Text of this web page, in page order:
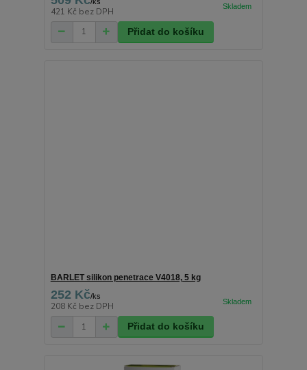
421 Kč bez DPH
Přidat do košíku
BARLET silikon penetrace V4018, 5 kg
252 Kč/ks
208 Kč bez DPH
Přidat do košíku